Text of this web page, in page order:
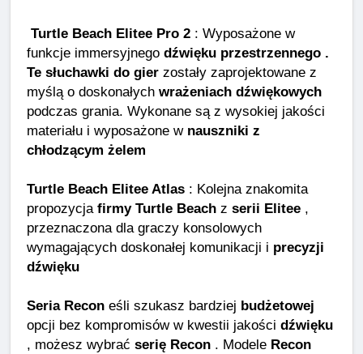
Turtle Beach Elitee Pro 2 : Wyposażone w
funkcje immersyjnego dźwięku przestrzennego .
Te słuchawki do gier zostały zaprojektowane z
myślą o doskonałych wrażeniach dźwiękowych
podczas grania. Wykonane są z wysokiej jakości
materiału i wyposażone w nauszniki z
chłodzącym żelem
Turtle Beach Elitee Atlas : Kolejna znakomita
propozycja firmy Turtle Beach z serii Elitee ,
przeznaczona dla graczy konsolowych
wymagających doskonałej komunikacji i precyzji
dźwięku
Seria Recon eśli szukasz bardziej budżetowej
opcji bez kompromisów w kwestii jakości dźwięku
, możesz wybrać serię Recon . Modele Recon